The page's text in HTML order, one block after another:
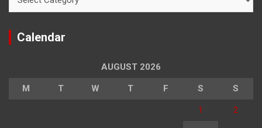
Calendar
AUGUST 2026
M T W T F S S
1 2